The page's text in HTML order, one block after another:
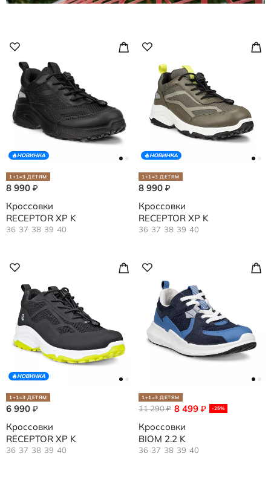
НОВИНКА
1+1=3 ДЕТЯМ
8 990 ₽
Кроссовки
RECEPTOR XP K
36 37 38 39 40
НОВИНКА
1+1=3 ДЕТЯМ
8 990 ₽
Кроссовки
RECEPTOR XP K
36 37 38 39 40
НОВИНКА
1+1=3 ДЕТЯМ
6 990 ₽
Кроссовки
RECEPTOR XP K
36 37 38 39 40
1+1=3 ДЕТЯМ
8 499 ₽ -25%
11 290₽
Кроссовки
BIOM 2.2 K
36 37 38 39 40